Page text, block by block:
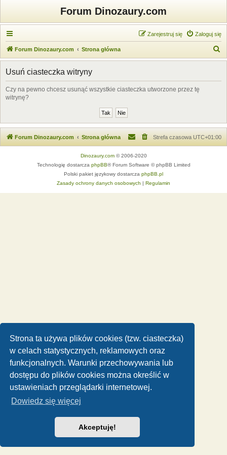
Strona ta używa plików cookies (tzw. ciasteczka)
w celach statystycznych, reklamowych oraz
funkcjonalnych. Warunki przechowywania lub
dostępu do plików cookies można określić w
ustawieniach przeglądarki internetowej.
Dowiedz się więcej
Akceptuję!
Forum Dinozaury.com
Zaloguj się
Zarejestruj się
Forum Dinozaury.com Strona główna
z
Usuń ciasteczka witryny
Czy na pewno chcesz usunąć wszystkie ciasteczka utworzone przez tę
witrynę?
Forum Dinozaury.com Strona główna Strefa czasowa UTC+01:00
Dinozaury.com© 2006-2020
Technologię dostarcza phpBB® Forum Software © phpBB Limited
Polski pakiet językowy dostarcza phpBB.pl
Zasady ochrony danych osobowych | Regulamin